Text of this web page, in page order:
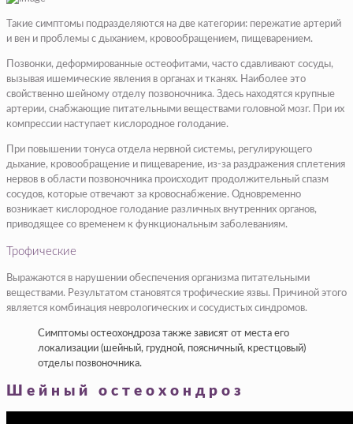
Такие симптомы подразделяются на две категории: пережатие артерий
и вен и проблемы с дыханием, кровообращением, пищеварением.
Позвонки, деформированные остеофитами, часто сдавливают сосуды,
вызывая ишемические явления в органах и тканях. Наиболее это
свойственно шейному отделу позвоночника. Здесь находятся крупные
артерии, снабжающие питательными веществами головной мозг. При их
компрессии наступает кислородное голодание.
При повышении тонуса отдела нервной системы, регулирующего
дыхание, кровообращение и пищеварение, из-за раздражения сплетения
нервов в области позвоночника происходит продолжительный спазм
сосудов, которые отвечают за кровоснабжение. Одновременно
возникает кислородное голодание различных внутренних органов,
приводящее со временем к функциональным заболеваниям.
Трофические
Выражаются в нарушении обеспечения организма питательными
веществами. Результатом становятся трофические язвы. Причиной этого
является комбинация неврологических и сосудистых синдромов.
Симптомы остеохондроза также зависят от места его
локализации (шейный, грудной, поясничный, крестцовый)
отделы позвоночника.
Шейный остеохондроз